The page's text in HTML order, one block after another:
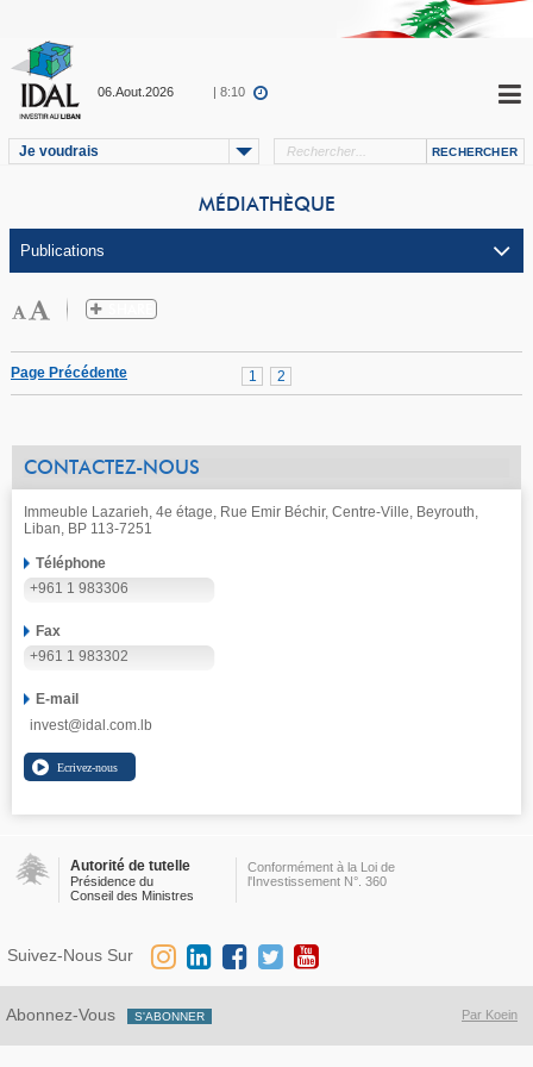
06.Aout.2026 | 8:10
Je voudrais
MÉDIATHÈQUE
1 2
Page Précédente
CONTACTEZ-NOUS
Immeuble Lazarieh, 4e étage, Rue Emir Béchir, Centre-Ville, Beyrouth,
Liban, BP 113-7251
Téléphone
+961 1 983306
Fax
+961 1 983302
E-mail
invest@idal.com.lb
Autorité de tutelle
Présidence du
Conseil des Ministres
Conformément à la Loi de
l'Investissement N°. 360
Par Koein
Abonnez-Vous
Suivez-Nous Sur